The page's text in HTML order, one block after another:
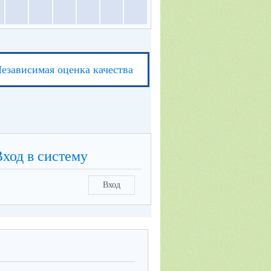
оценка качества
в систему
Вход